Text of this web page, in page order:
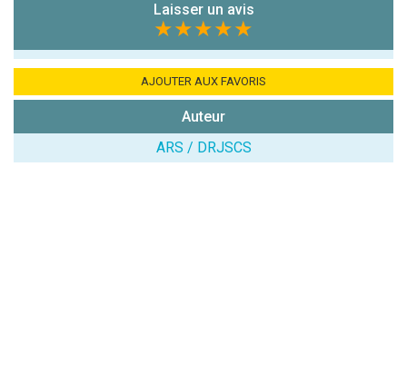
Avis sur
:
Laisser un avis
★★★★★
AJOUTER AUX FAVORIS
Auteur
ARS / DRJSCS